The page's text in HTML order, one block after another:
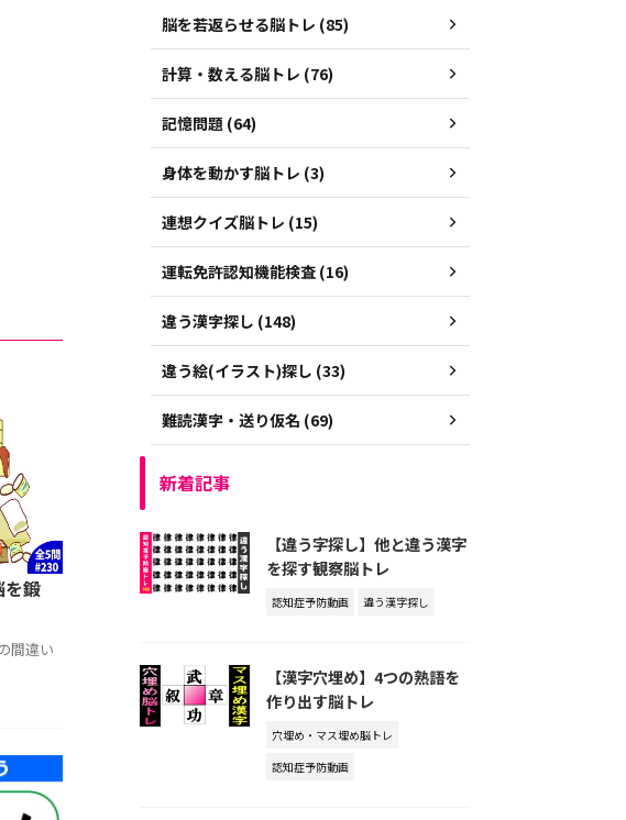
を鍛
間違い
脳を若返らせる脳トレ (85)
計算・数える脳トレ (76)
記憶問題 (64)
身体を動かす脳トレ (3)
連想クイズ脳トレ (15)
運転免許認知機能検査 (16)
違う漢字探し (148)
違う絵(イラスト)探し (33)
難読漢字・送り仮名 (69)
新着記事
【違う字探し】他と違う漢字
を探す観察脳トレ
認知症予防動画 違う漢字探し
【漢字穴埋め】4つの熟語を
作り出す脳トレ
穴埋め・マス埋め脳トレ
認知症予防動画